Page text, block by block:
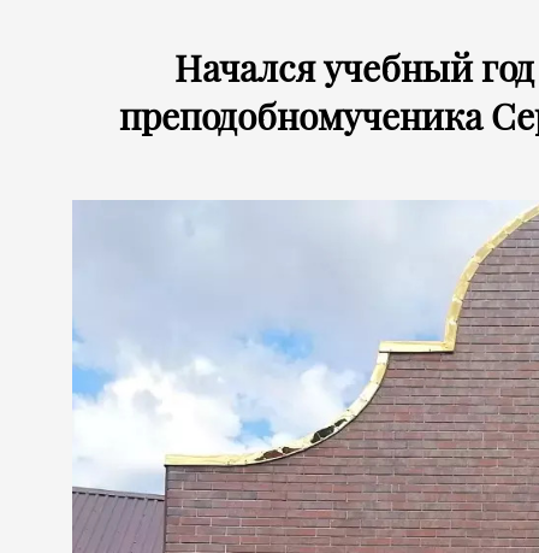
Начался учебный
преподобномученика